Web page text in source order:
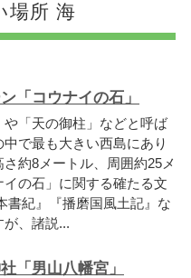
場所 海
「コウナイの石」
や「天の御柱」などと呼ば
で最も大きい西島にあり
約8メートル、周囲約25メ
の石」に関する確たる文
書紀』『播磨国風土記』な
が、諸説...
「男山八幡宮」